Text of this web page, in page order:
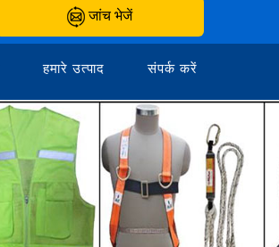
जांच भेजें
हमारे उत्पाद संपर्क करें